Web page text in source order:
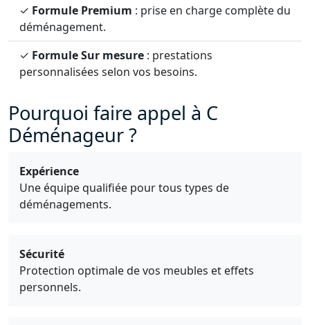
✓ Formule Premium : prise en charge complète du
déménagement.
✓ Formule Sur mesure : prestations
personnalisées selon vos besoins.
Pourquoi faire appel à C
Déménageur ?
Expérience
Une équipe qualifiée pour tous types de
déménagements.
Sécurité
Protection optimale de vos meubles et effets
personnels.